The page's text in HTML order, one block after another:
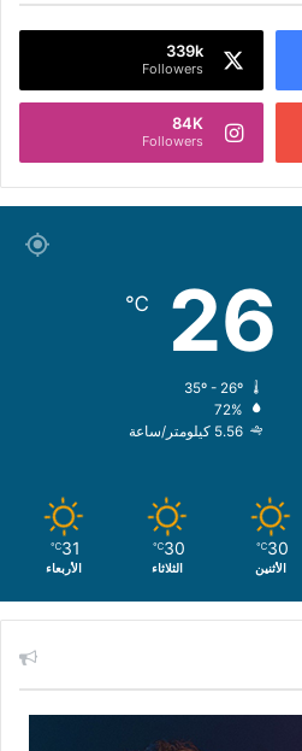
339k
Followers
84K
Followers
26
℃
72%
5.56 كيلومتر/ساعة
30
℃
الأثنين
30
℃
الثلاثاء
31
℃
الأربعاء